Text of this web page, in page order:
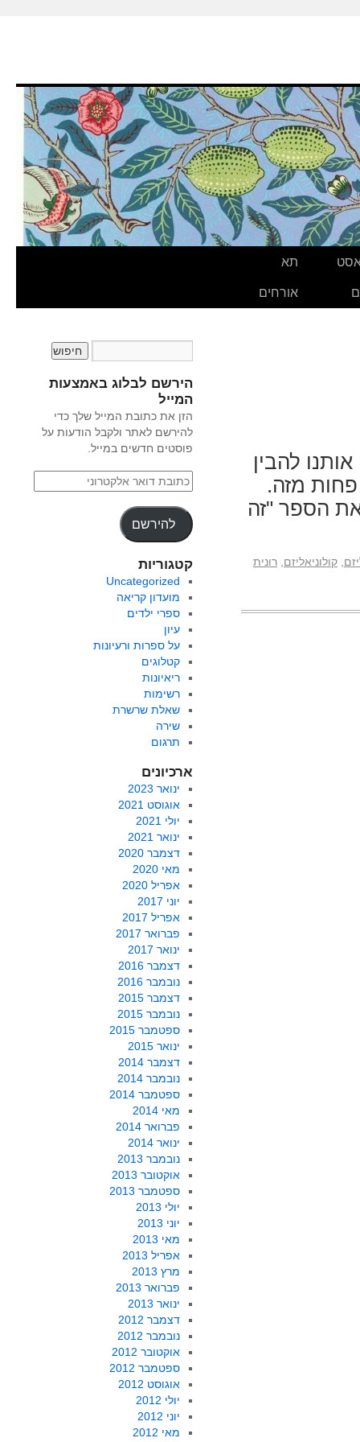
תא
אורחים
להבין
פחות מזה.
הספר "זה
קולוניאליזם רונית
הירשם לבלוג באמצעות
המייל
הזן את כתובת המייל שלך כדי
להירשם לאתר ולקבל הודעות על
פוסטים חדשים במייל.
להירשם
קטגוריות
Uncategorized
מועדון קריאה
ספרי ילדים
עיון
על ספרות ורעיונות
קטלוגים
ריאיונות
רשימות
שאלת שרשרת
שירה
תרגום
ארכיונים
ינואר 2023
אוגוסט 2021
יולי 2021
ינואר 2021
דצמבר 2020
מאי 2020
אפריל 2020
יוני 2017
אפריל 2017
פברואר 2017
ינואר 2017
דצמבר 2016
נובמבר 2016
דצמבר 2015
נובמבר 2015
ספטמבר 2015
ינואר 2015
דצמבר 2014
נובמבר 2014
ספטמבר 2014
מאי 2014
פברואר 2014
ינואר 2014
נובמבר 2013
אוקטובר 2013
ספטמבר 2013
יולי 2013
יוני 2013
מאי 2013
אפריל 2013
מרץ 2013
פברואר 2013
ינואר 2013
דצמבר 2012
נובמבר 2012
אוקטובר 2012
ספטמבר 2012
אוגוסט 2012
יולי 2012
יוני 2012
מאי 2012